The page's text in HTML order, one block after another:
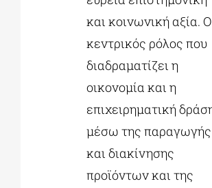
και κοινωνική αξία. Ο
κεντρικός ρόλος που
διαδραματίζει η
οικονομία και η
επιχειρηματική
μέσω της παραγωγής
και διακίνησης
προϊόντων και της